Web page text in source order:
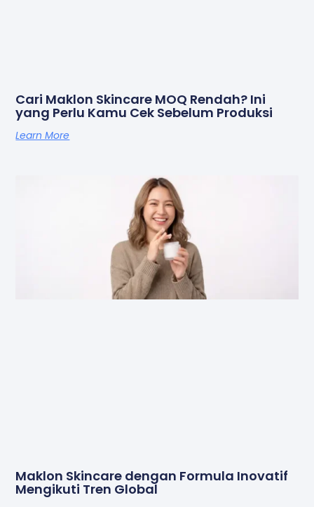
Cari Maklon Skincare MOQ Rendah? Ini
yang Perlu Kamu Cek Sebelum Produksi
Learn More
Maklon Skincare dengan Formula Inovatif
Mengikuti Tren Global